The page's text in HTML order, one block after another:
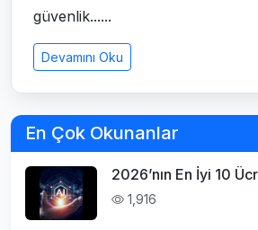
güvenlik......
Devamını Oku
En Çok Okunanlar
2026’nın En İyi 10
1,916